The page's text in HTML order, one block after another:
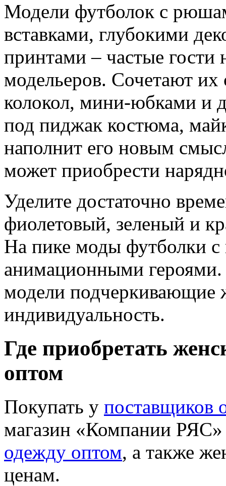
Модели футболок с
вставками, глубокими
принтами – частые гости
модельеров. Сочетают
колокол, мини-юбками и
под пиджак костюма,
наполнит его новым
может приобрести
Уделите достаточно
фиолетовый, зеленый и
На пике моды футболки
анимационными героями.
модели подчеркивающие
индивидуальность.
Где приобретать
оптом
Покупать у поставщиков
магазин «Компании РЯС»
одежду оптом, а также
ценам.